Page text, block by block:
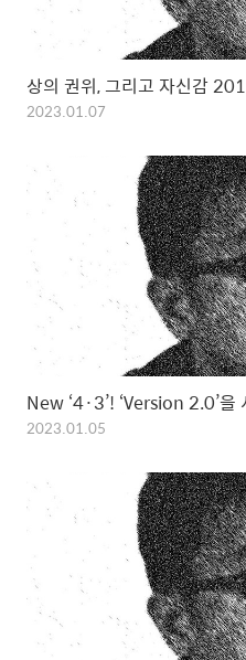
상의 권위, 그리고 자신감
2023.01.07
New ‘4·3’! ‘Version 2.0’
2023.01.05